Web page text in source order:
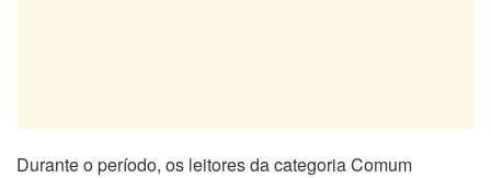
Durante o período, os leitores da categoria Comum